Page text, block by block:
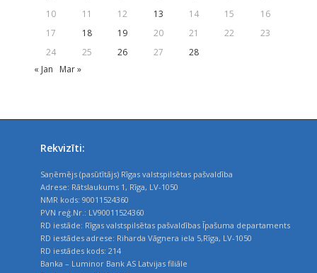
10
11 12 13 14 15
16
17
18 19 20 21 22
23
24
25 26 27
28
« Jan
Mar »
Rekvizīti:
Saņēmējs (pasūtītājs) Rīgas valstspilsētas pašvaldība
Adrese: Rātslaukums 1, Rīga, LV-1050
NMR kods: 90011524360
PVN reģ.Nr.: LV90011524360
RD iestāde: Rīgas valstspilsētas pašvaldības Īpašuma departaments
RD iestādes adrese: Riharda Vāgnera iela 5,Rīga, LV-1050
RD iestādes kods: 214
Banka – Luminor Bank AS Latvijas filiāle